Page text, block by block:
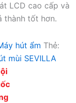
LCD cao cấp và
thành tốt hơn.
hút ẩm Thẻ:
mùi SEVILLA